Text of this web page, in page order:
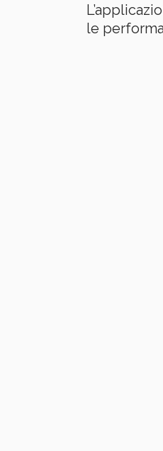
le